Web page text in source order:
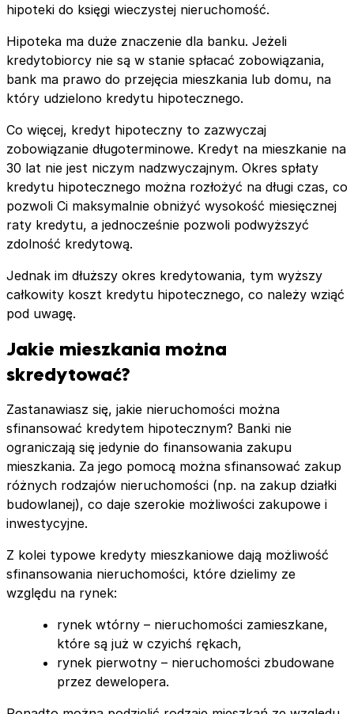
hipoteki do księgi wieczystej nieruchomość.
Hipoteka ma duże znaczenie dla banku. Jeżeli
kredytobiorcy nie są w stanie spłacać zobowiązania,
bank ma prawo do przejęcia mieszkania lub domu, na
który udzielono kredytu hipotecznego.
Co więcej, kredyt hipoteczny to zazwyczaj
zobowiązanie długoterminowe. Kredyt na mieszkanie na
30 lat nie jest niczym nadzwyczajnym. Okres spłaty
kredytu hipotecznego można rozłożyć na długi czas, co
pozwoli Ci maksymalnie obniżyć wysokość miesięcznej
raty kredytu, a jednocześnie pozwoli podwyższyć
zdolność kredytową.
Jednak im dłuższy okres kredytowania, tym wyższy
całkowity koszt kredytu hipotecznego, co należy wziąć
pod uwagę.
Jakie mieszkania można
skredytować?
Zastanawiasz się, jakie nieruchomości można
sfinansować kredytem hipotecznym? Banki nie
ograniczają się jedynie do finansowania zakupu
mieszkania. Za jego pomocą można sfinansować zakup
różnych rodzajów nieruchomości (np. na zakup działki
budowlanej), co daje szerokie możliwości zakupowe i
inwestycyjne.
Z kolei typowe kredyty mieszkaniowe dają możliwość
sfinansowania nieruchomości, które dzielimy ze
względu na rynek:
rynek wtórny – nieruchomości zamieszkane,
które są już w czyichś rękach,
rynek pierwotny – nieruchomości zbudowane
przez dewelopera.